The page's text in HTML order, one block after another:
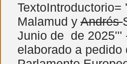
TextoIntroductorio=
Malamud y Andrés
Junio de de 2025'''
elaborado a pedido